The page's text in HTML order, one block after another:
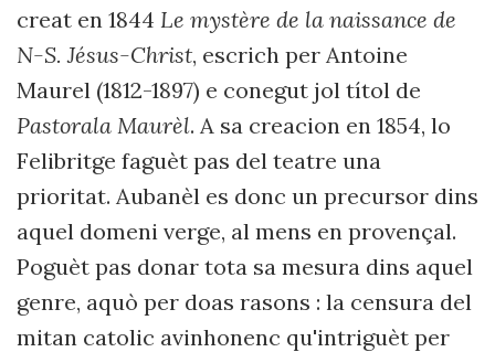
creat en 1844 Le mystère de la naissance de
N-S. Jésus-Christ, escrich per Antoine
Maurel (1812-1897) e conegut jol títol de
Pastorala Maurèl. A sa creacion en 1854, lo
Felibritge faguèt pas del teatre una
prioritat. Aubanèl es donc un precursor dins
aquel domeni verge, al mens en provençal.
Poguèt pas donar tota sa mesura dins aquel
genre, aquò per doas rasons : la censura del
mitan catolic avinhonenc qu'intriguèt per